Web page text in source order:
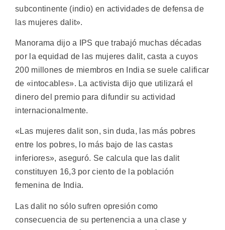
subcontinente (indio) en actividades de defensa de
las mujeres dalit».
Manorama dijo a IPS que trabajó muchas décadas
por la equidad de las mujeres dalit, casta a cuyos
200 millones de miembros en India se suele calificar
de «intocables». La activista dijo que utilizará el
dinero del premio para difundir su actividad
internacionalmente.
«Las mujeres dalit son, sin duda, las más pobres
entre los pobres, lo más bajo de las castas
inferiores», aseguró. Se calcula que las dalit
constituyen 16,3 por ciento de la población
femenina de India.
Las dalit no sólo sufren opresión como
consecuencia de su pertenencia a una clase y